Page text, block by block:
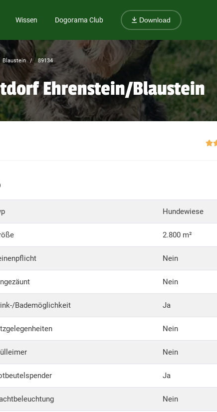
Wissen Dogorama Club Download
Blaustein 89134
Ehrenstein/Blaustein
Hundewiese
2.800 m²
Nein
Nein
Bademöglichkeit Ja
Nein
Nein
Ja
Nein